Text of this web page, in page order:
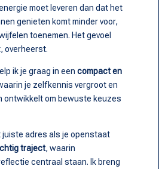
moet leveren dan dat het
genieten komt minder voor,
toenemen. Het gevoel
overheerst.
ik je graag in een compact en
je zelfkennis vergroot en
ontwikkelt om bewuste keuzes
juiste adres als je openstaat
traject, waarin
centraal staan. Ik breng